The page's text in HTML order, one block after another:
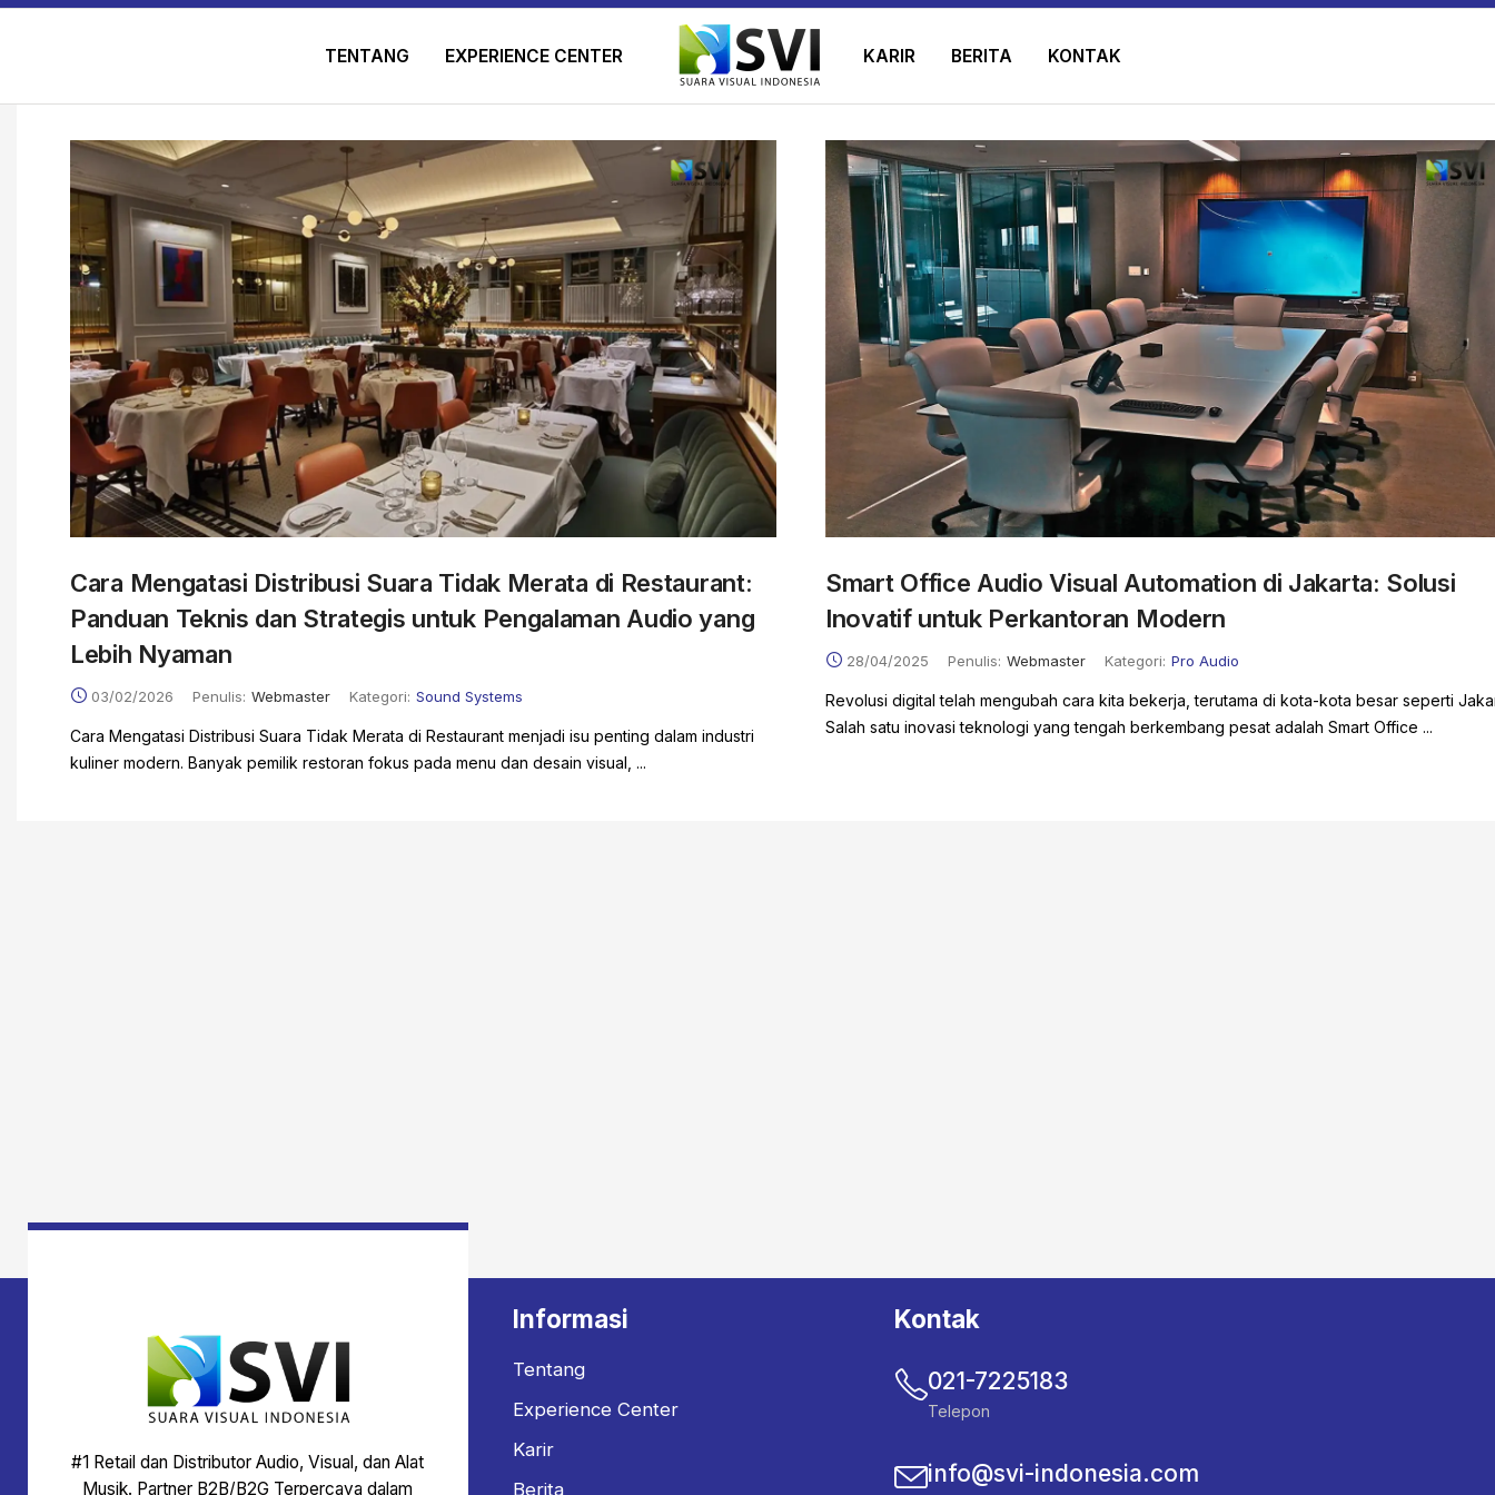
TENTANG EXPERIENCE CENTER KARIR BERITA KONTAK
Cara Mengatasi Distribusi Suara Tidak Merata di Restaurant:
Panduan Teknis dan Strategis untuk Pengalaman Audio yang
Lebih Nyaman
03/02/2026 Penulis: Webmaster Kategori: Sound Systems
Cara Mengatasi Distribusi Suara Tidak Merata di Restaurant menjadi isu penting dalam industri
kuliner modern. Banyak pemilik restoran fokus pada menu dan desain visual, ...
Smart Office Audio Visual Automation di Jakarta: Solusi
Inovatif untuk Perkantoran Modern
28/04/2025 Penulis: Webmaster Kategori: Pro Audio
Revolusi digital telah mengubah cara kita bekerja, terutama di kota-kota besar seperti
Salah satu inovasi teknologi yang tengah berkembang pesat adalah Smart Office ...
#1 Retail dan Distributor Audio, Visual, dan Alat
Musik. Partner B2B/B2G Terpercaya dalam
Informasi
Tentang
Experience Center
Karir
Berita
Kontak
021-7225183
Telepon
info@svi-indonesia.com